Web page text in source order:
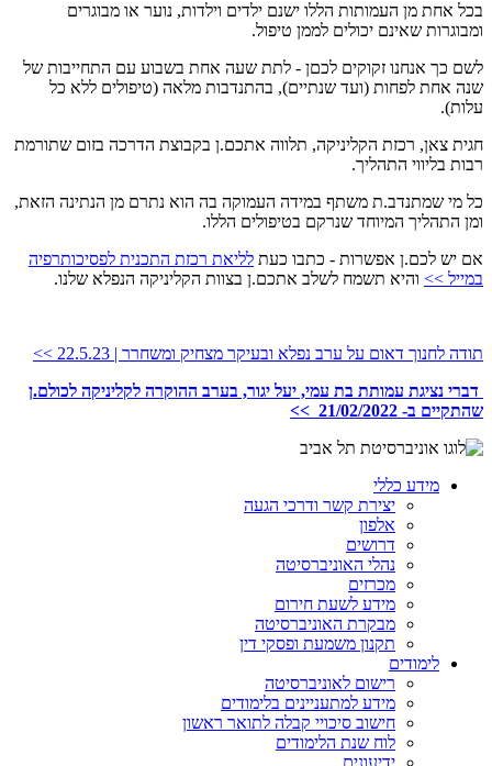
בכל אחת מן העמותות הללו ישנם ילדים וילדות, נוער או מבוגרים
ומבוגרות שאינם יכולים לממן טיפול.
לשם כך אנחנו זקוקים לכםן - לתת שעה אחת בשבוע עם התחייבות של
שנה אחת לפחות (ועד שנתיים), בהתנדבות מלאה (טיפולים ללא כל
עלות).
חגית צאן, רכזת הקליניקה, תלווה אתכם.ן בקבוצת הדרכה בזום שתורמת
רבות בליווי התהליך.
כל מי שמתנדב.ת משתף במידה העמוקה בה הוא נתרם מן הנתינה הזאת,
ומן התהליך המיוחד שנרקם בטיפולים הללו.
אם יש לכם.ן אפשרות - כתבו כעת לליאת רכזת התכנית לפסיכותרפיה
במייל >> והיא תשמח לשלב אתכם.ן בצוות הקליניקה הנפלא שלנו.
תודה לחנוך דאום על ערב נפלא ובעיקר מצחיק ומשחרר | 22.5.23 >>
דברי נציגת עמותת בת עמי, יעל יגור, בערב ההוקרה לקליניקה לכולם.ן
שהתקיים ב- 21/02/2022 >>
מידע כללי
יצירת קשר ודרכי הגעה
אלפון
דרושים
נהלי האוניברסיטה
מכרזים
מידע לשעת חירום
מבקרת האוניברסיטה
תקנון משמעת ופסקי דין
לימודים
רישום לאוניברסיטה
מידע למתעניינים בלימודים
חישוב סיכויי קבלה לתואר ראשון
לוח שנת הלימודים